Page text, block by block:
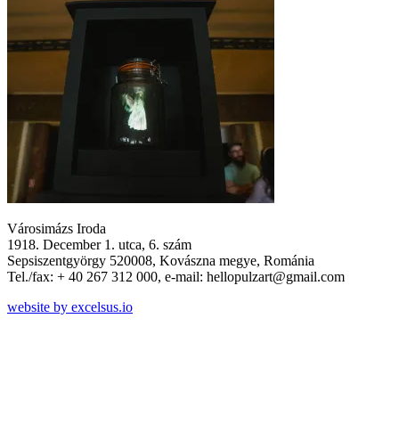
Városimázs Iroda
1918. December 1. utca, 6. szám
Sepsiszentgyörgy 520008, Kovászna megye, Románia
Tel./fax: + 40 267 312 000, e-mail: hellopulzart@gmail.com
website by excelsus.io